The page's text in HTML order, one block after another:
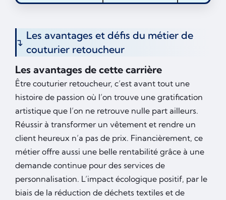
Les avantages et défis du métier de
couturier retoucheur
Les avantages de cette carrière
Être couturier retoucheur, c’est avant tout une
histoire de passion où l’on trouve une gratification
artistique que l’on ne retrouve nulle part ailleurs.
Réussir à transformer un vêtement et rendre un
client heureux n’a pas de prix. Financièrement, ce
métier offre aussi une belle rentabilité grâce à une
demande continue pour des services de
personnalisation. L’impact écologique positif, par le
biais de la réduction de déchets textiles et de